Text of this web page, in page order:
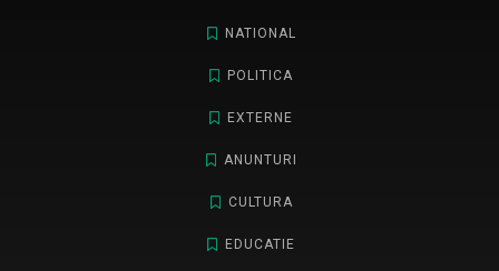
NATIONAL
POLITICA
EXTERNE
ANUNTURI
CULTURA
EDUCATIE